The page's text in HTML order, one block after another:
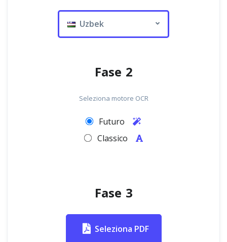
Uzbek
Fase 2
Seleziona motore OCR
Futuro
Classico
Fase 3
Seleziona PDF